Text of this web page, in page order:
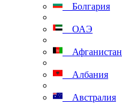
Болгария
ОАЭ
Афганистан
Албания
Австралия